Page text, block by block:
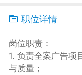
职位详情
岗位职责：
1. 负责全案广告项
与质量；